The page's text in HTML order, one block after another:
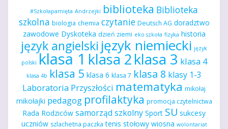
#Szkołapamięta Andrzejki biblioteka Biblioteka
szkolna biologia chemia czytanie Deutsch AG doradztwo
zawodowe Dyskoteka dzień ziemi eko szkoła fizyka historia
język angielski język niemiecki język
polski klasa 1 klasa 2klasa 3 klasa 4
klasa 4b klasa 5 klasa 6 klasa 7 klasa 8 klasy 1-3
Laboratoria Przyszłości matematyka mikołaj
mikołajki pedagog profilaktyka promocja czytelnictwa
Rada Rodziców samorząd szkolny Sport SU sukcesy
uczniów szlachetna paczka tenis stołowy wiosna wolontariat